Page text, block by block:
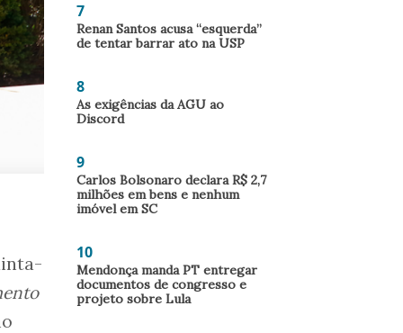
7
Renan Santos acusa “esquerda”
de tentar barrar ato na USP
8
As exigências da AGU ao
Discord
9
Carlos Bolsonaro declara R$ 2,7
milhões em bens e nenhum
imóvel em SC
10
Mendonça manda PT entregar
documentos de congresso e
projeto sobre Lula